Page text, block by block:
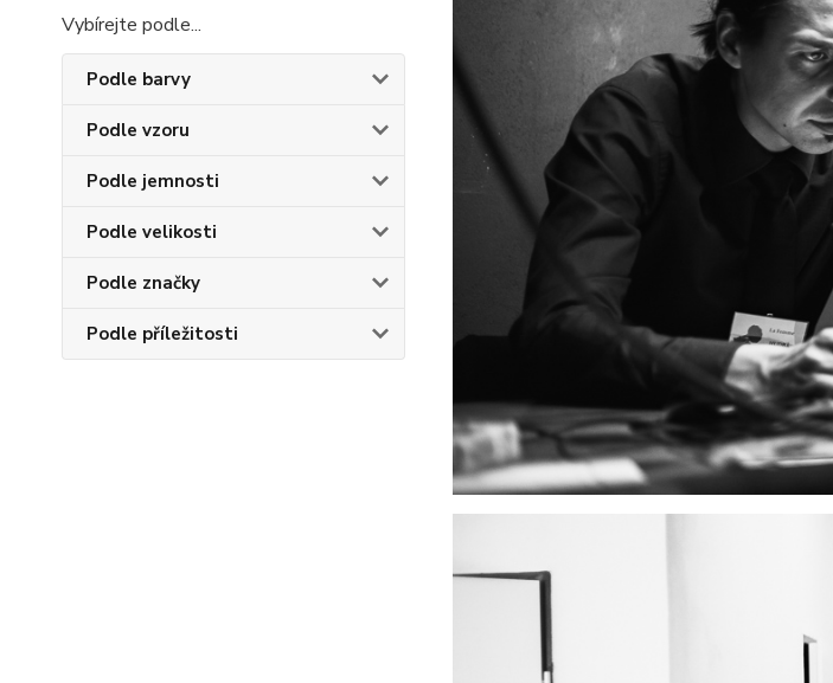
Vybírejte podle...
Podle barvy
Podle vzoru
Podle jemnosti
Podle velikosti
Podle značky
Podle příležitosti